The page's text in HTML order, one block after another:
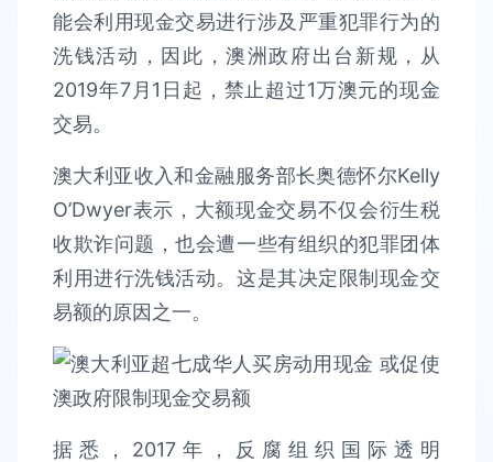
能会利用现金交易进行涉及严重犯罪行为的
洗钱活动，因此，澳洲政府出台新规，从
2019年7月1日起，禁止超过1万澳元的现金
交易。
澳大利亚收入和金融服务部长奥德怀尔Kelly
O’Dwyer表示，大额现金交易不仅会衍生税
收欺诈问题，也会遭一些有组织的犯罪团体
利用进行洗钱活动。这是其决定限制现金交
易额的原因之一。
据悉，2017年，反腐组织国际透明